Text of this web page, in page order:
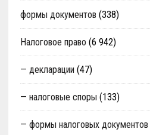
формы документов (338)
Налоговое право (6 942)
— декларации (47)
— налоговые споры (133)
— формы налоговых документов